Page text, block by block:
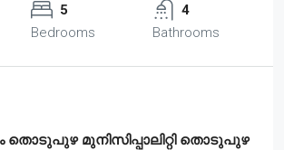
5
Bedrooms
4
Bathrooms
തൊടുപുഴ മുനിസിപ്പാലിറ്റി തൊടുപുഴ